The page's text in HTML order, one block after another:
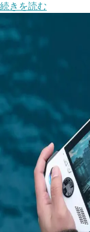
続きを読む